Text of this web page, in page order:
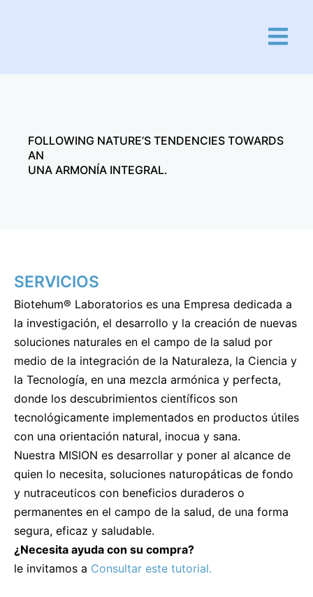
FOLLOWING NATURE’S TENDENCIES TOWARDS
AN
UNA ARMONÍA INTEGRAL.
SERVICIOS
Biotehum® Laboratorios es una Empresa dedicada a
la investigación, el desarrollo y la creación de nuevas
soluciones naturales en el campo de la salud por
medio de la integración de la Naturaleza, la Ciencia y
la Tecnología, en una mezcla armónica y perfecta,
donde los descubrimientos científicos son
tecnológicamente implementados en productos útiles
con una orientación natural, inocua y sana.
Nuestra MISION es desarrollar y poner al alcance de
quien lo necesita, soluciones naturopáticas de fondo
y nutraceuticos con beneficios duraderos o
permanentes en el campo de la salud, de una forma
segura, eficaz y saludable.
¿Necesita ayuda con su compra?
le invitamos a Consultar este tutorial.